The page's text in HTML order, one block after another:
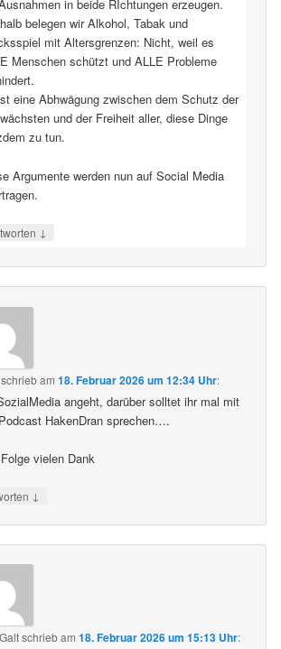
in beide RIchtungen erzeugen.
belegen wir Alkohol, Tabak und
mit Altersgrenzen: Nicht, weil es
Menschen schützt und ALLE Probleme
eine Abhwägung zwischen dem Schutz der
und der Freiheit aller, diese Dinge
zu tun.
Argumente werden nun auf Social Media
↓
schriebam18. Februar 2026 um 12:34 Uhr:
angeht, darüber solltet ihr mal mit
HakenDran sprechen….
vielen Dank
↓
schriebam18. Februar 2026 um 15:13 Uhr: